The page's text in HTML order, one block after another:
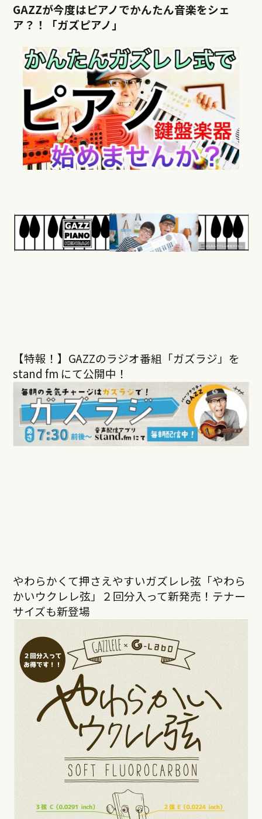
GAZZが今度はピアノでかんたん音楽をシェ
ア？！「ガズピアノ」
【特報！】GAZZのラジオ番組「ガズラジ」を
stand fm にて公開中！
やわらかくて押さえやすいガズレレ弦「やわら
かいウクレレ弦」２回分入って新発売！テナー
サイズも新登場